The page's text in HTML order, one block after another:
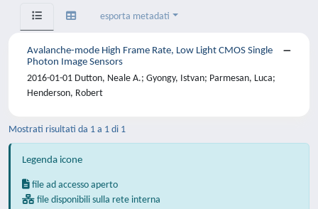
esporta metadati
Avalanche-mode High Frame Rate, Low Light CMOS Single
Photon Image Sensors
2016-01-01 Dutton, Neale A.; Gyongy, Istvan; Parmesan, Luca;
Henderson, Robert
Mostrati risultati da 1 a 1 di 1
Legenda icone
file ad accesso aperto
file disponibili sulla rete interna